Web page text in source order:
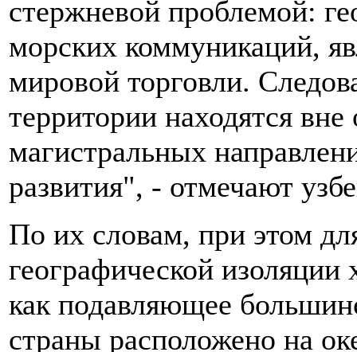
стержневой проблемой:
морских коммуникаций,
мировой торговли.
территории находятся
магистральных
развития", - отмечают
По их словам, при этом
географической изоляции
как подавляющее
страны расположено на